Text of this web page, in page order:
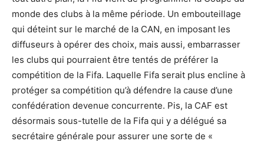
monde des clubs à la même période. Un embouteillage
qui déteint sur le marché de la CAN, en imposant les
diffuseurs à opérer des choix, mais aussi, embarrasser
les clubs qui pourraient être tentés de préférer la
compétition de la Fifa. Laquelle Fifa serait plus encline à
protéger sa compétition qu’à défendre la cause d’une
confédération devenue concurrente. Pis, la CAF est
désormais sous-tutelle de la Fifa qui y a délégué sa
secrétaire générale pour assurer une sorte de «